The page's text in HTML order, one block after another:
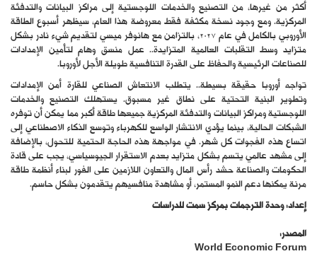
أكثر من غيرها، من التصنيع والخدمات اللوجستية إلى مراكز البيانات والتدفئة
المركزية. ومع وجود نسخة مكثفة فقط معروضة هذا العام، سيظهر أسبوع الطاقة
الأوروبي بالكامل في عام 2027، بالتزامن مع هانوفر ميسي لتقديم شيء نادر بشكل
متزايد وسط التقلبات العالمية المتزايدة.. عمل منسق وهام لتأمين الإمدادات
للصناعات الرئيسية والحفاظ على القدرة التنافسية طويلة الأجل لأوروبا.
تواجه أوروبا حقيقة بسيطة.. يتطلب الانتعاش الصناعي للقارة أمن الإمدادات
وتطوير البنية التحتية على نطاق غير مسبوق. يستهلك التصنيع والخدمات
اللوجستية ومراكز البيانات والتدفئة المركزية جميعها طاقة أكبر مما يمكن أن توفره
الشبكات الحالية، بينما يؤدي الانتشار الواسع للكهرباء وتوسع الذكاء الاصطناعي إلى
اتساع هذه الفجوات كل شهر. في مواجهة هذه الحاجة الحتمية للتحول، بالإضافة
إلى مشهد عالمي يتسم بشكل متزايد بعدم الاستقرار الجيوسياسي، يجب على قادة
الحكومات والصناعة حشد رأس المال والتعاون اللازمين على الفور لبناء أنظمة طاقة
مرنة يمكنها دعم النمو المستمر، أو مشاهدة منافسيهم يتقدمون بشكل حاسم.
إعداد: وحدة الترجمات بمركز سمت للدراسات
المصدر:
World Economic Forum